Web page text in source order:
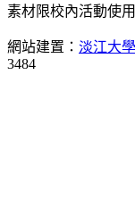
素材限校內活動使
網站建置： 淡江大學
3484